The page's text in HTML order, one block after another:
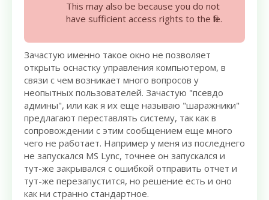
This may also be because you do not
have sufficient access rights to the file.
Зачастую именно такое окно не позволяет
открыть оснастку управления компьютером, в
связи с чем возникает много вопросов у
неопытных пользователей. Зачастую "псевдо
админы", или как я их еще называю "шаражники"
предлагают переставлять систему, так как в
сопровождении с этим сообщением еще много
чего не работает. Например у меня из последнего
не запускался MS Lync, точнее он запускался и
тут-же закрывался с ошибкой отправить отчет и
тут-же перезапустится, но решение есть и оно
как ни странно стандартное.